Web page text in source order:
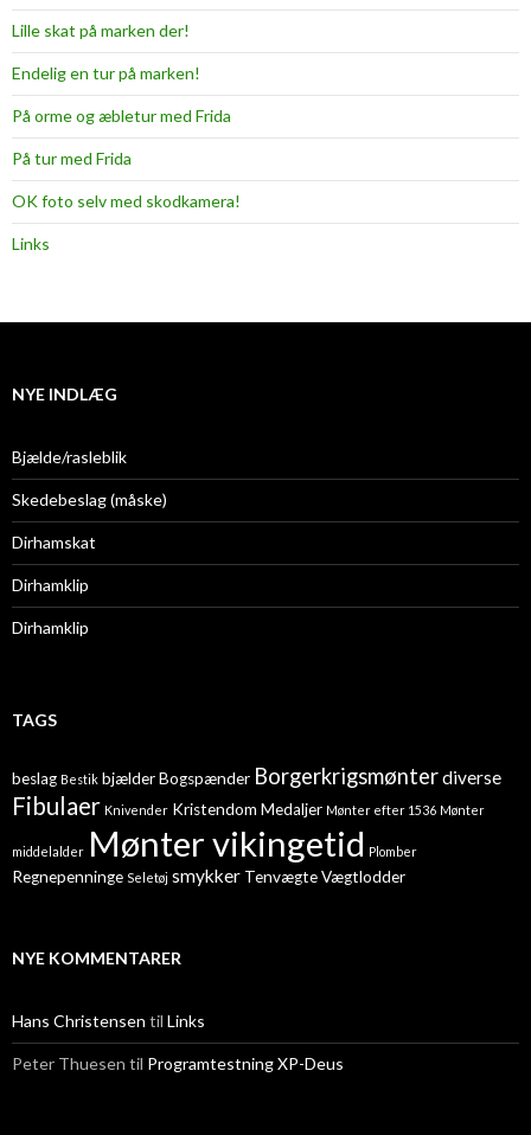
Lille skat på marken der!
Endelig en tur på marken!
På orme og æbletur med Frida
På tur med Frida
OK foto selv med skodkamera!
Links
NYE INDLÆG
Bjælde/rasleblik
Skedebeslag (måske)
Dirhamskat
Dirhamklip
Dirhamklip
TAGS
beslag Bestik bjælderBogspænder Borgerkrigsmønterdiverse
Fibulaer Knivender Kristendom Medaljer Mønter efter 1536 Mønter
middelalder Mønter vikingetid Plomber
Regnepenninge Seletøj smykker TenvægteVægtlodder
NYE KOMMENTARER
Hans Christensen til Links
Peter Thuesen til Programtestning XP-Deus